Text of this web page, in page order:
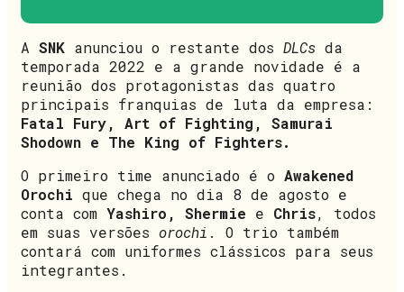
A SNK anunciou o restante dos DLCs da
temporada 2022 e a grande novidade é a
reunião dos protagonistas das quatro
principais franquias de luta da empresa:
Fatal Fury, Art of Fighting, Samurai
Shodown e The King of Fighters.
O primeiro time anunciado é o Awakened
Orochi que chega no dia 8 de agosto e
conta com Yashiro, Shermie e Chris, todos
em suas versões orochi . O trio também
contará com uniformes clássicos para seus
integrantes.